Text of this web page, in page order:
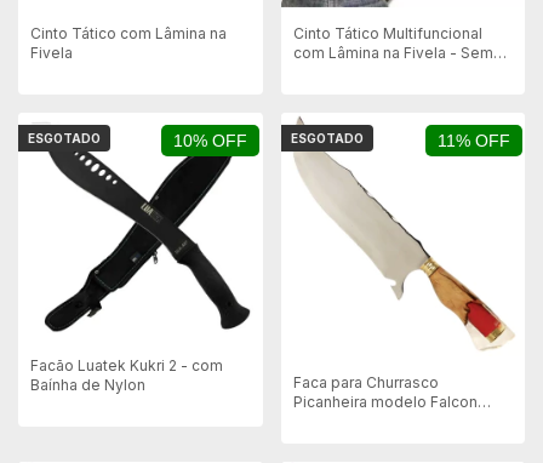
Cinto Tático com Lâmina na
Fivela
Cinto Tático Multifuncional
com Lâmina na Fivela - Sem
10% OFF
ESGOTADO
Facão Luatek Kukri 2 - com
Baínha de Nylon
11% OFF
ESGOTADO
Faca para Churrasco
Picanheira modelo Falcon